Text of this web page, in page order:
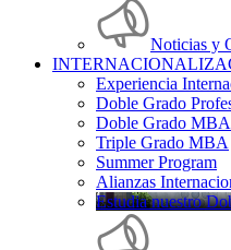
Noticias y
Experiencia
Doble Grado
Doble Grado MBA
Triple Grado MBA
Summer Program
Alianzas
Estudia nuestro